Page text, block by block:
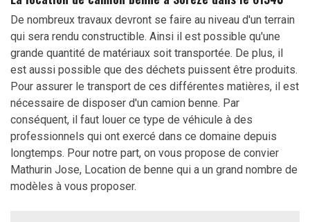
De nombreux travaux devront se faire au niveau d'un terrain
qui sera rendu constructible. Ainsi il est possible qu'une
grande quantité de matériaux soit transportée. De plus, il
est aussi possible que des déchets puissent être produits.
Pour assurer le transport de ces différentes matières, il est
nécessaire de disposer d'un camion benne. Par
conséquent, il faut louer ce type de véhicule à des
professionnels qui ont exercé dans ce domaine depuis
longtemps. Pour notre part, on vous propose de convier
Mathurin Jose, Location de benne qui a un grand nombre de
modèles à vous proposer.